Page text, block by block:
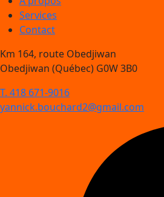
Services
Contact
Km 164, route Obedjiwan
Obedjiwan (Québec) G0W 3B0
T. 418 671-9016
yannick.bouchard2@gmail.com